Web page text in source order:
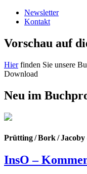
Newsletter
Kontakt
Vorschau auf
Hierfinden Sie unsere
Download
Neu im
Prütting / Bork / Jacoby
InsO –